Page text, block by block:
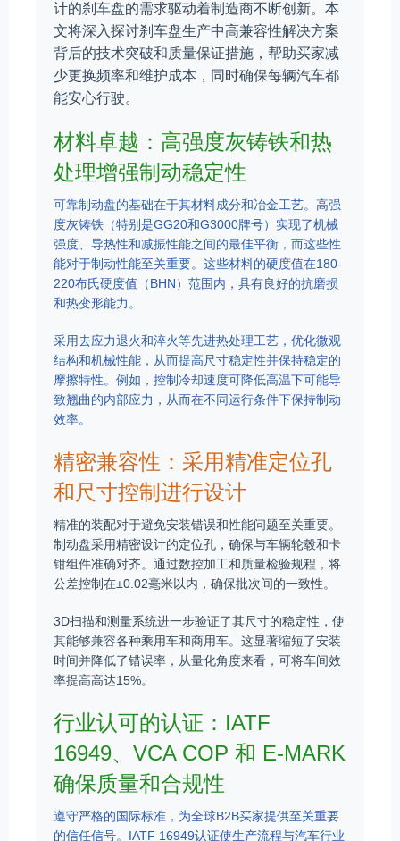
计的刹车盘的需求驱动着制造商不断创新。本
文将深入探讨刹车盘生产中高兼容性解决方案
背后的技术突破和质量保证措施，帮助买家减
少更换频率和维护成本，同时确保每辆汽车都
能安心行驶。
材料卓越：高强度灰铸铁和热
处理增强制动稳定性
可靠制动盘的基础在于其材料成分和冶金工艺。高强
度灰铸铁（特别是GG20和G3000牌号）实现了机械
强度、导热性和减振性能之间的最佳平衡，而这些性
能对于制动性能至关重要。这些材料的硬度值在180-
220布氏硬度值（BHN）范围内，具有良好的抗磨损
和热变形能力。
采用去应力退火和淬火等先进热处理工艺，优化微观
结构和机械性能，从而提高尺寸稳定性并保持稳定的
摩擦特性。例如，控制冷却速度可降低高温下可能导
致翘曲的内部应力，从而在不同运行条件下保持制动
效率。
精密兼容性：采用精准定位孔
和尺寸控制进行设计
精准的装配对于避免安装错误和性能问题至关重要。
制动盘采用精密设计的定位孔，确保与车辆轮毂和卡
钳组件准确对齐。通过数控加工和质量检验规程，将
公差控制在±0.02毫米以内，确保批次间的一致性。
3D扫描和测量系统进一步验证了其尺寸的稳定性，使
其能够兼容各种乘用车和商用车。这显著缩短了安装
时间并降低了错误率，从量化角度来看，可将车间效
率提高高达15%。
行业认可的认证：IATF
16949、VCA COP 和 E-MARK
确保质量和合规性
遵守严格的国际标准，为全球B2B买家提供至关重要
的信任信号。IATF 16949认证使生产流程与汽车行业